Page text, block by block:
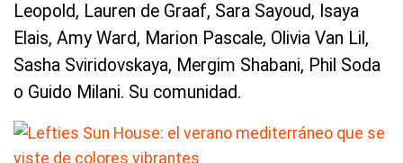
Leopold, Lauren de Graaf, Sara Sayoud, Isaya
Elais, Amy Ward, Marion Pascale, Olivia Van Lil,
Sasha Sviridovskaya, Mergim Shabani, Phil Soda
o Guido Milani. Su comunidad.